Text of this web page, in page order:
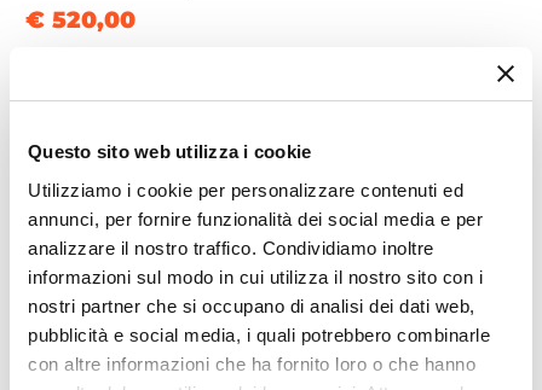
Questo sito web utilizza i cookie
Utilizziamo i cookie per personalizzare contenuti ed
annunci, per fornire funzionalità dei social media e per
analizzare il nostro traffico. Condividiamo inoltre
informazioni sul modo in cui utilizza il nostro sito con i
nostri partner che si occupano di analisi dei dati web,
pubblicità e social media, i quali potrebbero combinarle
con altre informazioni che ha fornito loro o che hanno
€ 520,00